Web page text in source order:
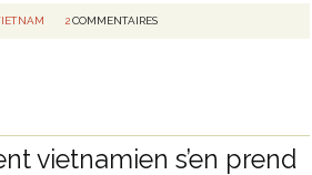
2COMMENTAIRES
vietnamien s’en prend